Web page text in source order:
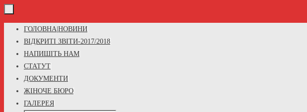
Skip
content
ГОЛОВНА|НОВИНИ
ВІДКРИТІ ЗВІТИ-2017/2018
НАПИШІТЬ НАМ
СТАТУТ
ДОКУМЕНТИ
ЖІНОЧЕ БЮРО
ГАЛЕРЕЯ